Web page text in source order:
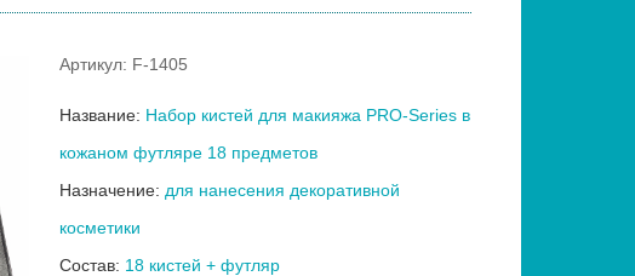
Артикул: F-1405
Название: Набор кистей для макияжа PRO-Series в
кожаном футляре 18 предметов
Назначение: для нанесения декоративной
косметики
Состав: 18 кистей + футляр